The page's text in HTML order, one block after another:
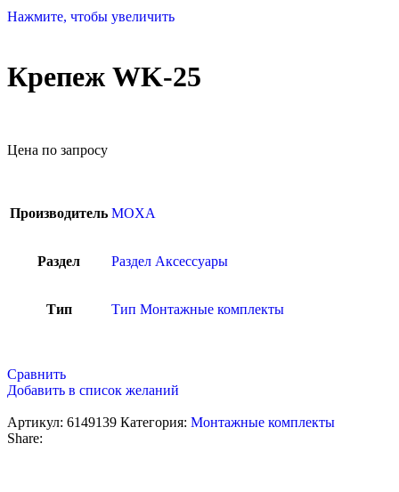
Нажмите, чтобы увеличить
Крепеж WK-25
Цена по запросу
Производитель MOXA
Раздел Раздел Аксессуары
Тип Тип Монтажные комплекты
Сравнить
Добавить в список желаний
Артикул: 6149139 Категория: Монтажные комплекты
Share: